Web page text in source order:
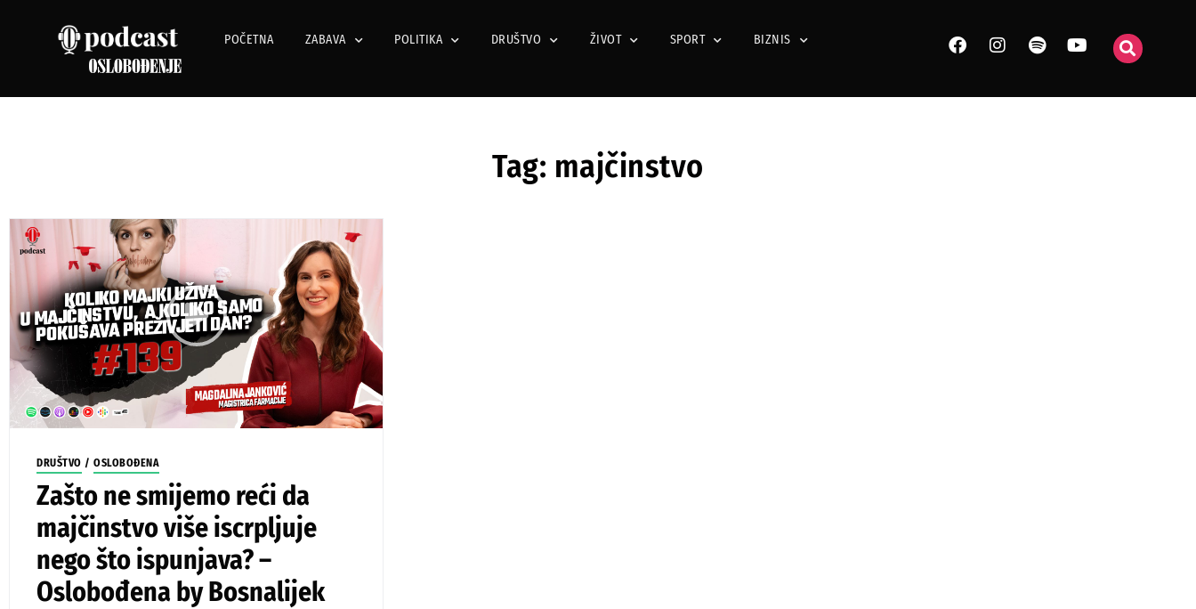
POČETNA ZABAVA POLITIKA DRUŠTVO ŽIVOT SPORT BIZNIS
Tag: majčinstvo
DRUŠTVO / OSLOBOĐENA
Zašto ne smijemo reći da
majčinstvo više iscrpljuje
nego što ispunjava? –
Oslobođena by Bosnalijek